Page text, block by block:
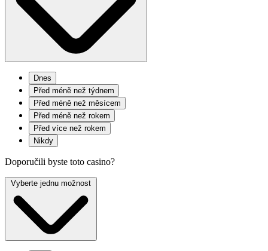
Dnes
Před méně než týdnem
Před méně než měsícem
Před méně než rokem
Před více než rokem
Nikdy
Doporučili byste toto casino?
Vyberte jednu možnost